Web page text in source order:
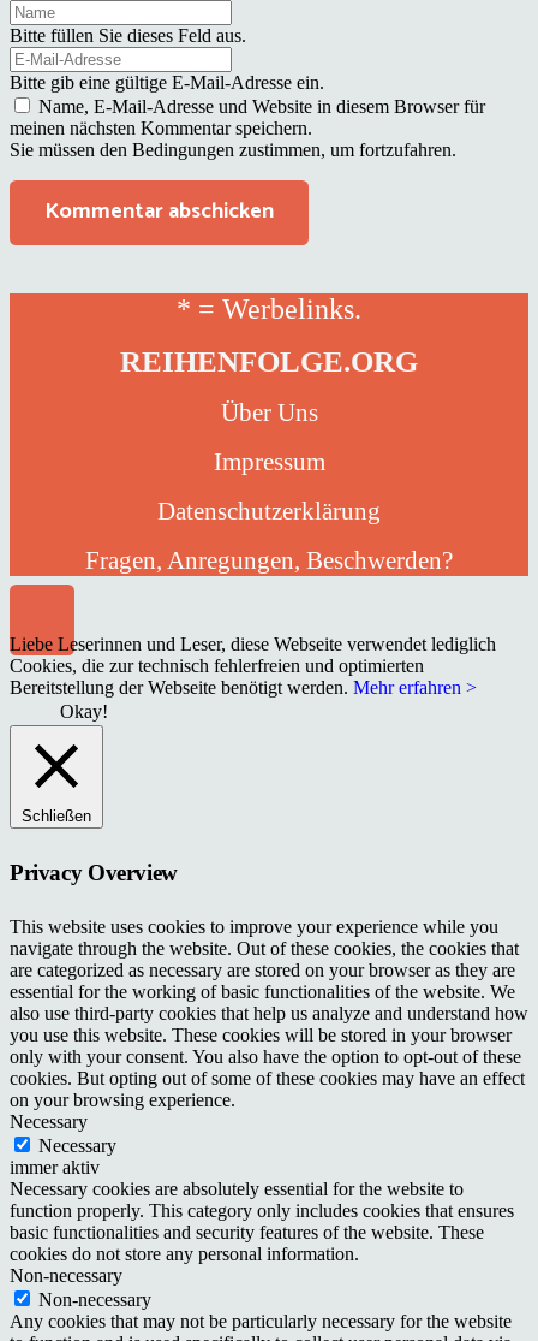
Bitte füllen Sie dieses Feld aus.
Bitte gib eine gültige E-Mail-Adresse ein.
Name, E-Mail-Adresse und Website in diesem Browser für
meinen nächsten Kommentar speichern.
Sie müssen den Bedingungen zustimmen, um fortzufahren.
Kommentar abschicken
* = Werbelinks.
REIHENFOLGE.ORG
Über Uns
Impressum
Datenschutzerklärung
Fragen, Anregungen, Beschwerden?
Liebe Leserinnen und Leser, diese Webseite verwendet lediglich
Cookies, die zur technisch fehlerfreien und optimierten
Bereitstellung der Webseite benötigt werden. Mehr erfahren >
Okay!
Schließen
Privacy Overview
This website uses cookies to improve your experience while you
navigate through the website. Out of these cookies, the cookies that
are categorized as necessary are stored on your browser as they are
essential for the working of basic functionalities of the website. We
also use third-party cookies that help us analyze and understand how
you use this website. These cookies will be stored in your browser
only with your consent. You also have the option to opt-out of these
cookies. But opting out of some of these cookies may have an effect
on your browsing experience.
Necessary
Necessary
immer aktiv
Necessary cookies are absolutely essential for the website to
function properly. This category only includes cookies that ensures
basic functionalities and security features of the website. These
cookies do not store any personal information.
Non-necessary
Non-necessary
Any cookies that may not be particularly necessary for the website